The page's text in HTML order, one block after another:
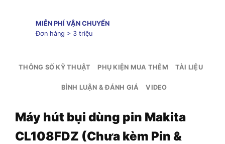
MIỄN PHÍ VẬN CHUYỂN
Đơn hàng > 3 triệu
THÔNG SỐ KỸ THUẬT PHỤ KIỆN MUA THÊM TÀI LIỆU
BÌNH LUẬN & ĐÁNH GIÁ VIDEO
Máy hút bụi dùng pin Makita
CL108FDZ (Chưa kèm Pin &